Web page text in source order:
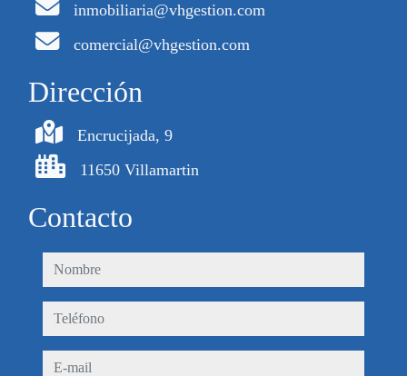
inmobiliaria@vhgestion.com
comercial@vhgestion.com
Dirección
Encrucijada, 9
11650 Villamartin
Contacto
nombre
teléfono
e-mail